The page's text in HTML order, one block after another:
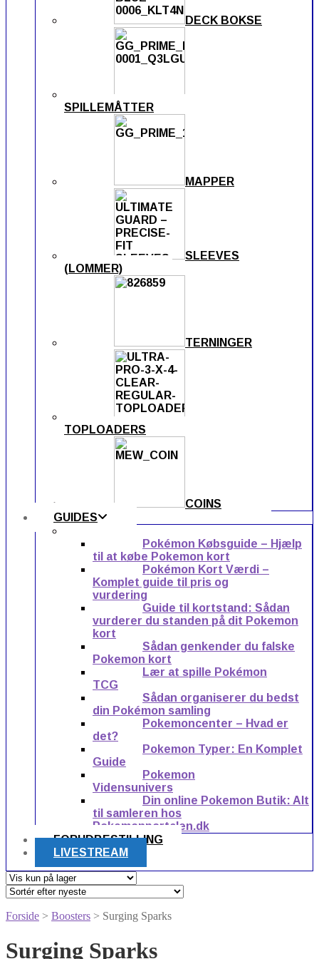
DECK BOKSE
SPILLEMÅTTER
MAPPER
SLEEVES
(LOMMER)
TERNINGER
TOPLOADERS
COINS
GUIDES
Pokémon Købsguide – Hjælp
til at købe Pokemon kort
Pokémon Kort Værdi –
Komplet guide til pris og
vurdering
Guide til kortstand: Sådan
vurderer du standen på dit Pokemon
kort
Sådan genkender du falske
Pokemon kort
Lær at spille Pokémon
TCG
Sådan organiserer du bedst
din Pokémon samling
Pokemoncenter – Hvad er
det?
Pokemon Typer: En Komplet
Guide
Pokemon
Vidensunivers
Din online Pokemon Butik: Alt
til samleren hos
Pokemonportalen.dk
FORUDBESTILLING
LIVESTREAM
Forside > Boosters > Surging Sparks
Surging Sparks